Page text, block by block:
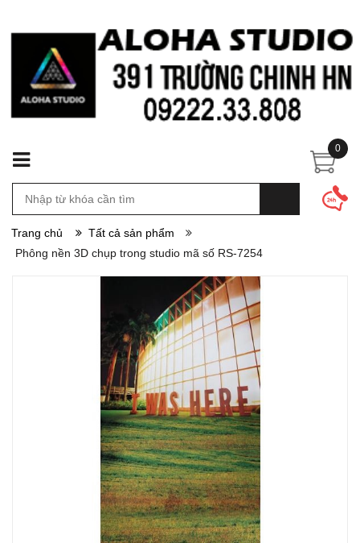
0
Trang chủ
Tất cả sản phẩm
Phông nền 3D chụp trong studio mã số RS-7254